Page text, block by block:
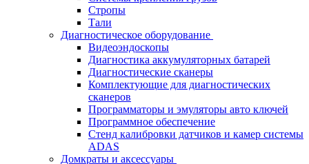
Стропы
Тали
Диагностическое оборудование
Видеоэндоскопы
Диагностика аккумуляторных батарей
Диагностические сканеры
Комплектующие для диагностических
сканеров
Программаторы и эмуляторы авто ключей
Программное обеспечение
Стенд калибровки датчиков и камер системы
ADAS
Домкраты и аксессуары